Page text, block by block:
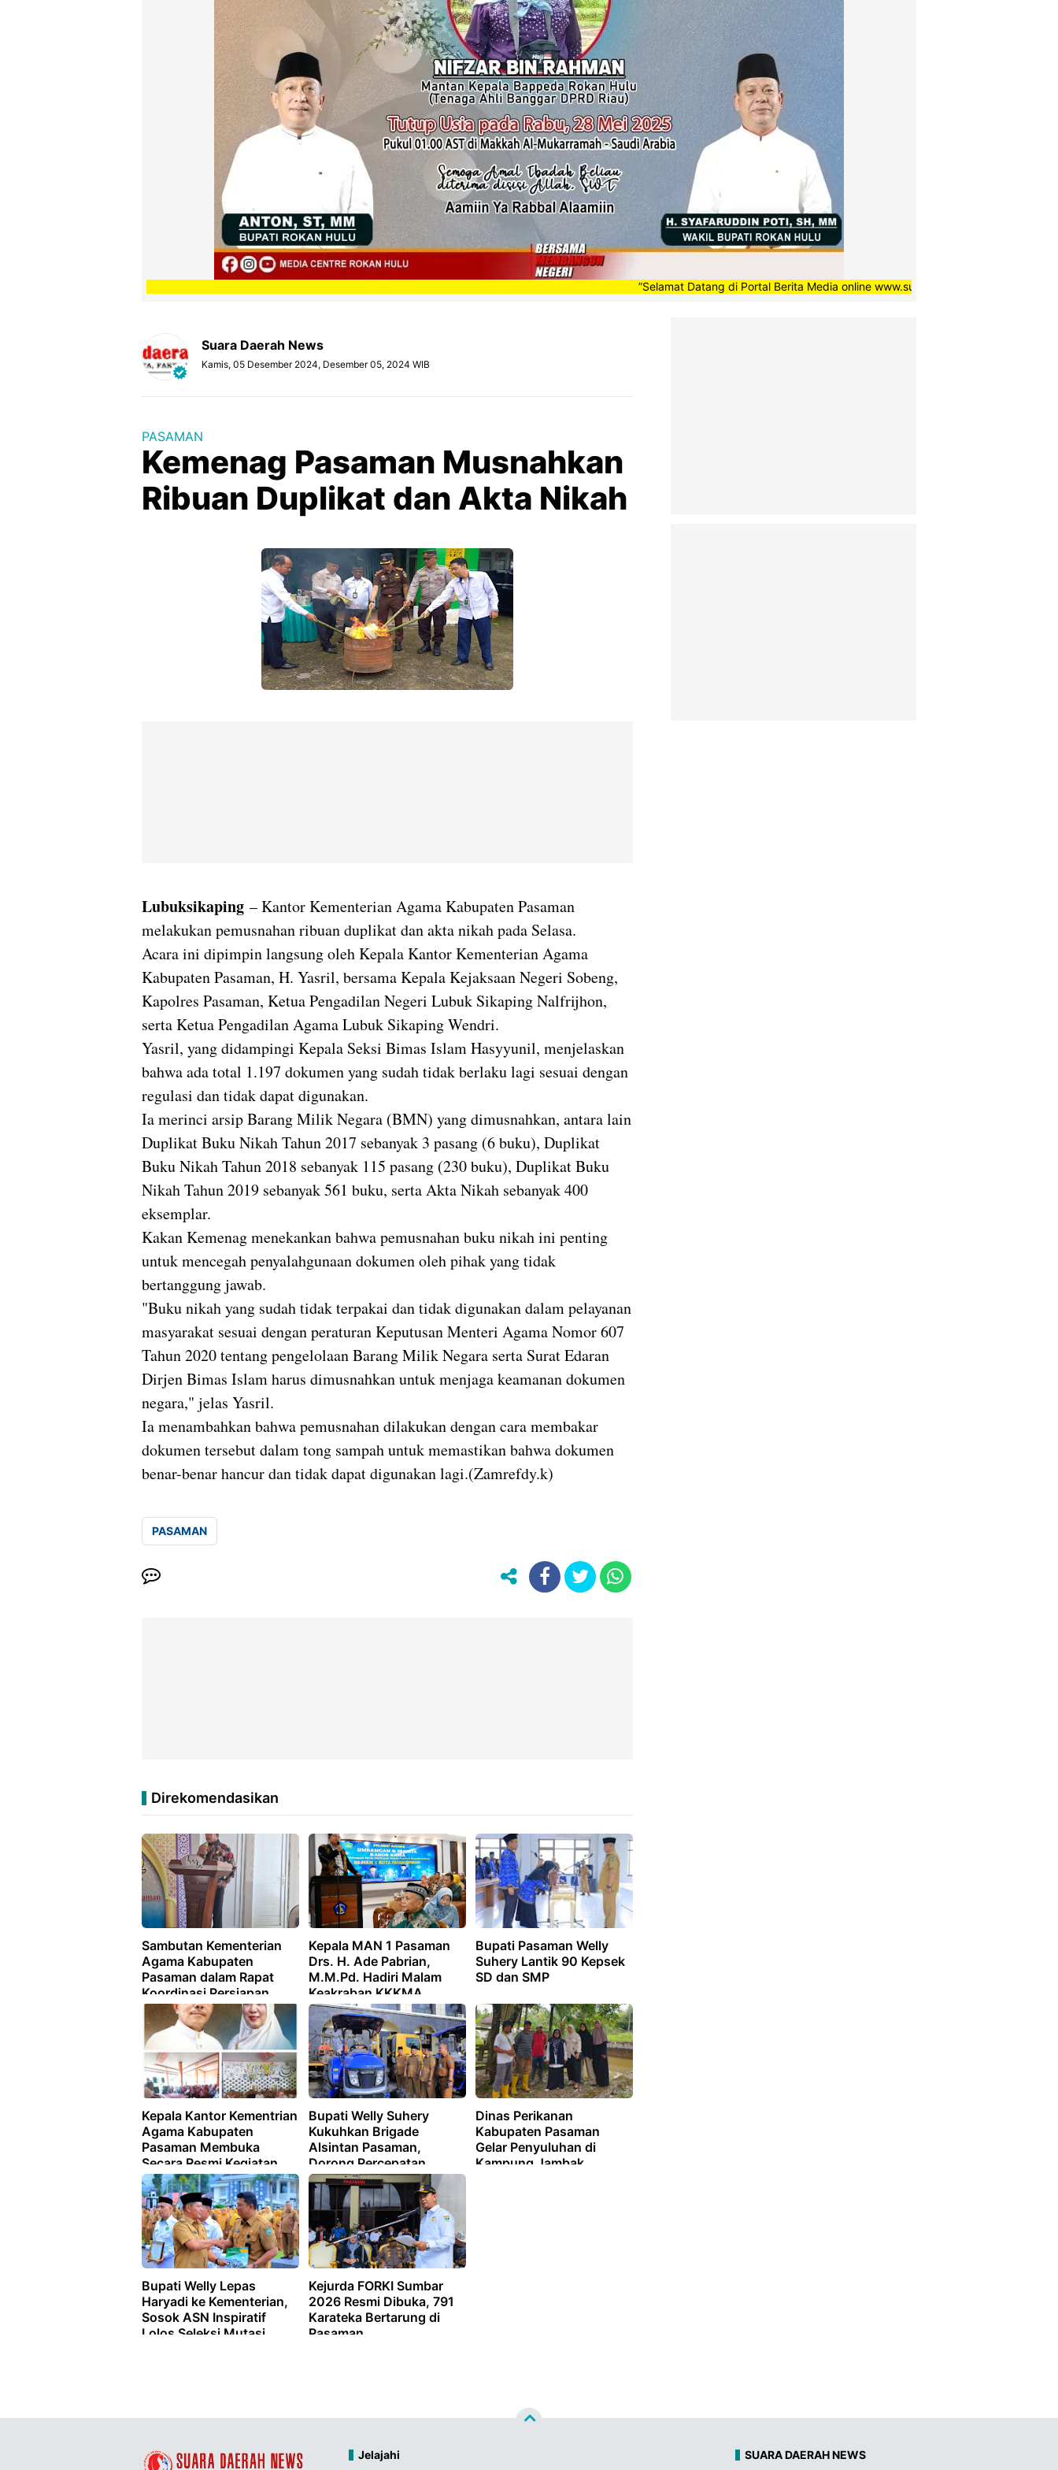
”Selamat Datang di Portal Berita Media online www.suaradaerahnews.com, semoga
Suara Daerah News
Kamis, 05 Desember 2024, Desember 05, 2024 WIB
PASAMAN
Kemenag Pasaman Musnahkan
Ribuan Duplikat dan Akta Nikah
Lubuksikaping – Kantor Kementerian Agama Kabupaten Pasaman
melakukan pemusnahan ribuan duplikat dan akta nikah pada Selasa.
Acara ini dipimpin langsung oleh Kepala Kantor Kementerian Agama
Kabupaten Pasaman, H. Yasril, bersama Kepala Kejaksaan Negeri Sobeng,
Kapolres Pasaman, Ketua Pengadilan Negeri Lubuk Sikaping Nalfrijhon,
serta Ketua Pengadilan Agama Lubuk Sikaping Wendri.
Yasril, yang didampingi Kepala Seksi Bimas Islam Hasyyunil, menjelaskan
bahwa ada total 1.197 dokumen yang sudah tidak berlaku lagi sesuai dengan
regulasi dan tidak dapat digunakan.
Ia merinci arsip Barang Milik Negara (BMN) yang dimusnahkan, antara lain
Duplikat Buku Nikah Tahun 2017 sebanyak 3 pasang (6 buku), Duplikat
Buku Nikah Tahun 2018 sebanyak 115 pasang (230 buku), Duplikat Buku
Nikah Tahun 2019 sebanyak 561 buku, serta Akta Nikah sebanyak 400
eksemplar.
Kakan Kemenag menekankan bahwa pemusnahan buku nikah ini penting
untuk mencegah penyalahgunaan dokumen oleh pihak yang tidak
bertanggung jawab.
"Buku nikah yang sudah tidak terpakai dan tidak digunakan dalam pelayanan
masyarakat sesuai dengan peraturan Keputusan Menteri Agama Nomor 607
Tahun 2020 tentang pengelolaan Barang Milik Negara serta Surat Edaran
Dirjen Bimas Islam harus dimusnahkan untuk menjaga keamanan dokumen
negara," jelas Yasril.
Ia menambahkan bahwa pemusnahan dilakukan dengan cara membakar
dokumen tersebut dalam tong sampah untuk memastikan bahwa dokumen
benar-benar hancur dan tidak dapat digunakan lagi.(Zamrefdy.k)
PASAMAN
Direkomendasikan
Sambutan Kementerian
Agama Kabupaten
Pasaman dalam Rapat
Koordinasi Persiapan
MTQ ke-52 Tingkat
Kabupaten Pasaman
Kepala MAN 1 Pasaman
Drs. H. Ade Pabrian,
M.M.Pd. Hadiri Malam
Keakraban KKKMA
Sumatera Barat
Bupati Pasaman Welly
Suhery Lantik 90 Kepsek
SD dan SMP
Kepala Kantor Kementrian
Agama Kabupaten
Pasaman Membuka
Secara Resmi Kegiatan
Outbound DWP Kemenag
Pasaman
Bupati Welly Suhery
Kukuhkan Brigade
Alsintan Pasaman,
Dorong Percepatan
Progul
Dinas Perikanan
Kabupaten Pasaman
Gelar Penyuluhan di
Kampung Jambak
Bupati Welly Lepas
Haryadi ke Kementerian,
Sosok ASN Inspiratif
Lolos Seleksi Mutasi
Kejurda FORKI Sumbar
2026 Resmi Dibuka, 791
Karateka Bertarung di
Pasaman
Jelajahi SUARA DAERAH NEWS